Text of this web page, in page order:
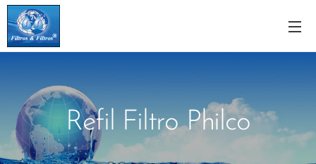
Refil Filtro Philco